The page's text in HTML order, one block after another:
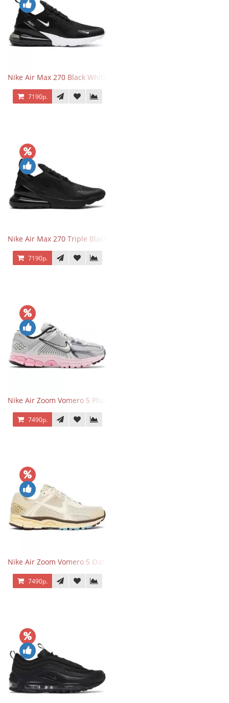
Nike Air Max 270 Black White
7190р.
Nike Air Max 270 Triple Black
7190р.
Nike Air Zoom Vomero 5 Photon Dust Pink Foam
7490р.
Nike Air Zoom Vomero 5 Oatmeal
7490р.